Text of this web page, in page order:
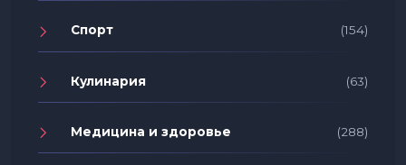
Спорт (154)
Кулинария (63)
Медицина и здоровье (288)